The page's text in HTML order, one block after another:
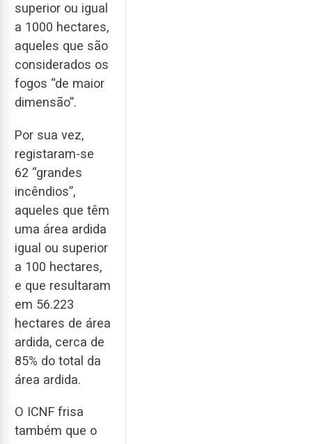
superior ou igual
a 1000 hectares,
aqueles que são
considerados os
fogos “de maior
dimensão”.
Por sua vez,
registaram-se
62 “grandes
incêndios”,
aqueles que têm
uma área ardida
igual ou superior
a 100 hectares,
e que resultaram
em 56.223
hectares de área
ardida, cerca de
85% do total da
área ardida.
O ICNF frisa
também que o